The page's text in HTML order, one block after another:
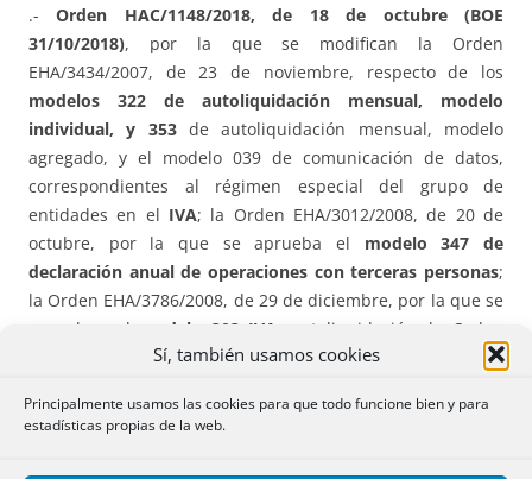
Sí, también usamos cookies
Principalmente usamos las cookies para que todo funcione bien y para
estadísticas propias de la web.
.-Orden HAC/1148/2018, de 18 de octubre (BOE
31/10/2018), por la que se modifican la Orden
EHA/3434/2007, de 23 de noviembre, respecto de los
modelos 322 de autoliquidación mensual, modelo
individual, y 353de autoliquidación mensual, modelo
agregado, y el modelo 039 de comunicación de datos,
correspondientes al régimen especial del grupo de
entidades en el IVA; la Orden EHA/3012/2008, de 20 de
octubre, por la que se aprueba el modelo 347 de
declaración anual de operaciones con terceras personas;
la Orden EHA/3786/2008, de 29 de diciembre, por la que se
aprueban el
modelo 303 IVA
, autoliquidación, la Orden
EHA/3111/2009, de 5 de noviembre, por la que se aprueba
modifica el anexo I de la Orden EHA/1274/2007, de 26 de
declaración censal de alta, modificación y baja en el censo